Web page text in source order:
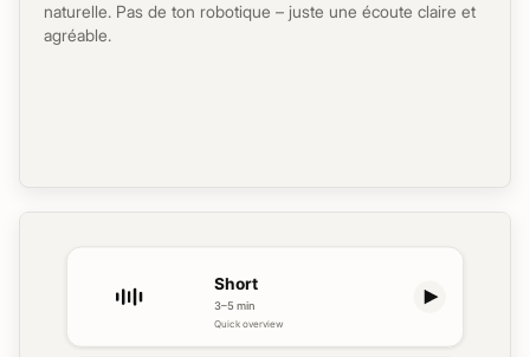
naturelle. Pas de ton robotique – juste une écoute claire et
agréable.